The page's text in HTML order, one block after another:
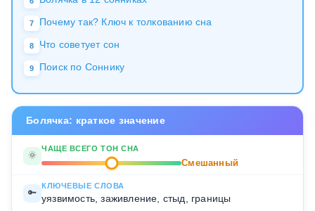
7 Почему так? Ключ к толкованию сна
8 Что советует сон
9 Поиск по Соннику
Болячка: краткое значение
🌞
ЧАЩЕ ВСЕГО ТОН СНА
Смешанный
🔑
КЛЮЧЕВЫЕ СЛОВА
уязвимость, заживление, стыд, границы